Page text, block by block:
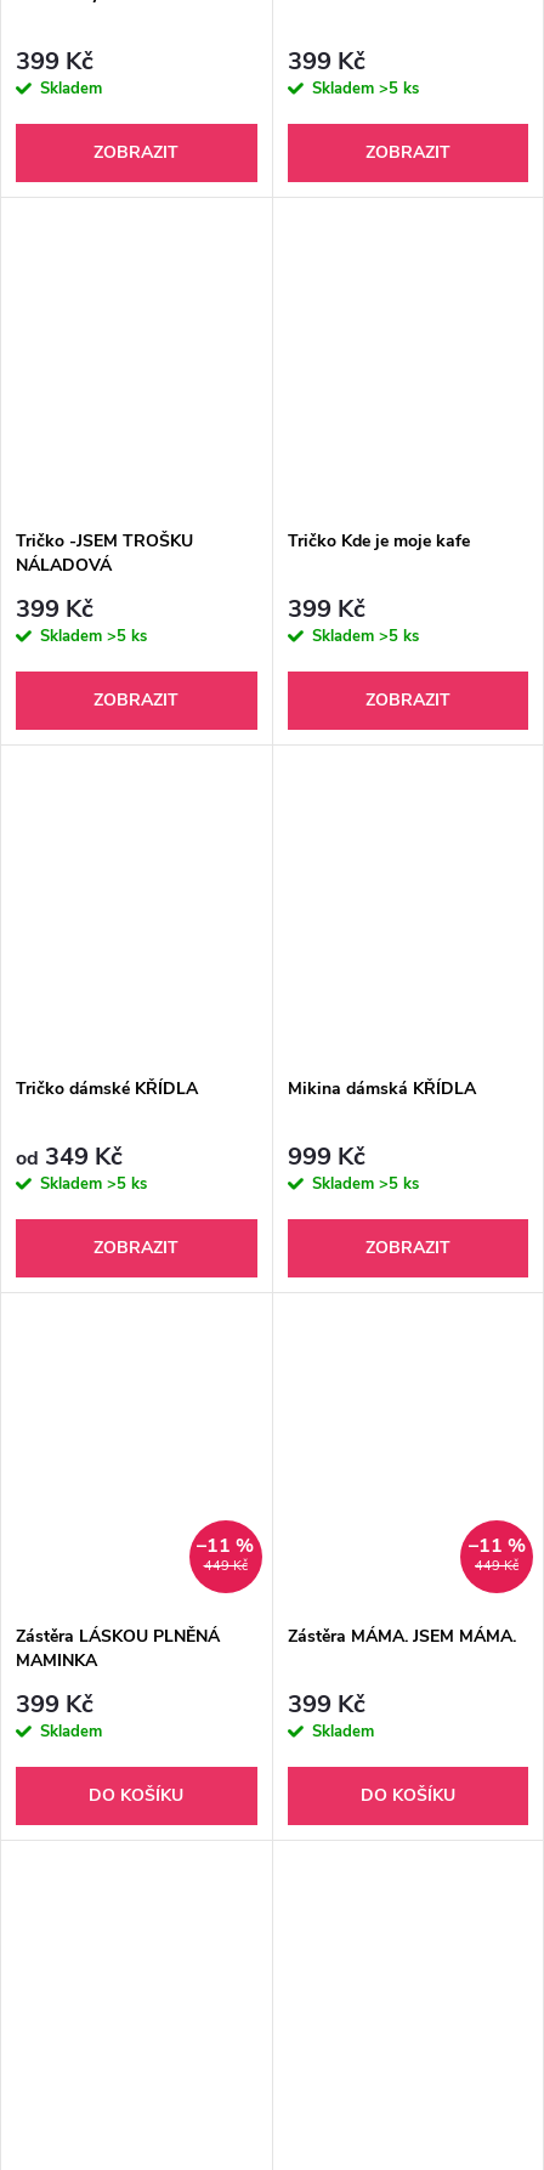
399 Kč
Skladem
ZOBRAZIT
399 Kč
Skladem >5 ks
ZOBRAZIT
Tričko -JSEM TROŠKU
NÁLADOVÁ
399 Kč
Skladem >5 ks
ZOBRAZIT
Tričko Kde je moje kafe
399 Kč
Skladem >5 ks
ZOBRAZIT
Tričko dámské KŘÍDLA
od 349 Kč
Skladem >5 ks
ZOBRAZIT
Mikina dámská KŘÍDLA
999 Kč
Skladem >5 ks
ZOBRAZIT
449 Kč
–11 %
Zástěra LÁSKOU PLNĚNÁ
MAMINKA
399 Kč
Skladem
DO KOŠÍKU
449 Kč
–11 %
Zástěra MÁMA. JSEM MÁMA.
399 Kč
Skladem
DO KOŠÍKU